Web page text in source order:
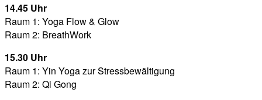
14.45 Uhr
Raum 1: Yoga Flow & Glow
Raum 2: BreathWork
15.30 Uhr
Raum 1: Yin Yoga zur Stressbewältigung
Raum 2: Qi Gong